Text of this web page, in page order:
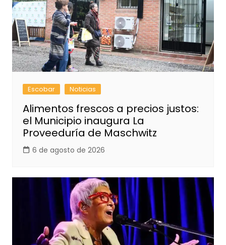
Escobar Noticias
Alimentos frescos a precios justos:
el Municipio inaugura La
Proveeduría de Maschwitz
6 de agosto de 2026